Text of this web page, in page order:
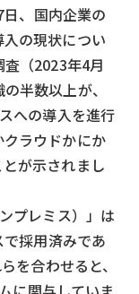
、国内企業の
の現状につい
（2023年4月
半数以上が、
への導入を進行
ラウドかにか
が示されまし
プレミス）」は
採用済みであ
を合わせると、